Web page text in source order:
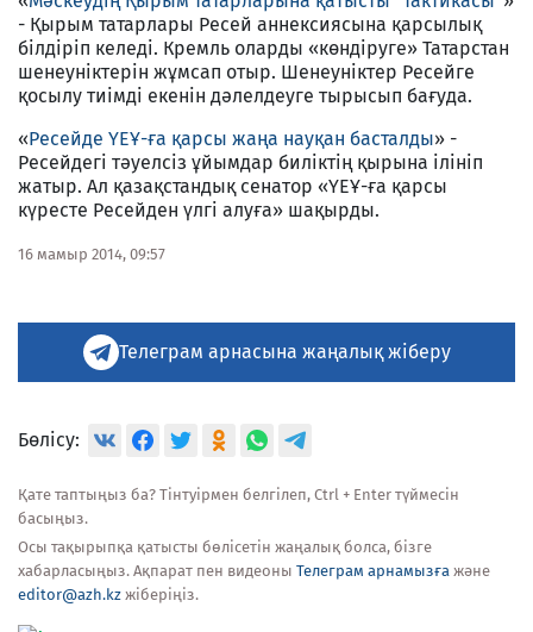
- Қырым татарлары Ресей аннексиясына қарсылық
білдіріп келеді. Кремль оларды «көндіруге» Татарстан
шенеуніктерін жұмсап отыр. Шенеуніктер Ресейге
қосылу тиімді екенін дәлелдеуге тырысып бағуда.
«Ресейде ҮЕҰ-ға қарсы жаңа науқан басталды» -
Ресейдегі тәуелсіз ұйымдар биліктің қырына ілініп
жатыр. Ал қазақстандық сенатор «ҮЕҰ-ға қарсы
күресте Ресейден үлгі алуға» шақырды.
16 мамыр 2014, 09:57
Телеграм арнасына жаңалық жіберу
Бөлісу:
Қате таптыңыз ба? Тінтуірмен белгілеп, Ctrl + Enter түймесін
басыңыз.
Осы тақырыпқа қатысты бөлісетін жаңалық болса, бізге
хабарласыңыз. Ақпарат пен видеоны Телеграм арнамызға және
editor@azh.kz жіберіңіз.